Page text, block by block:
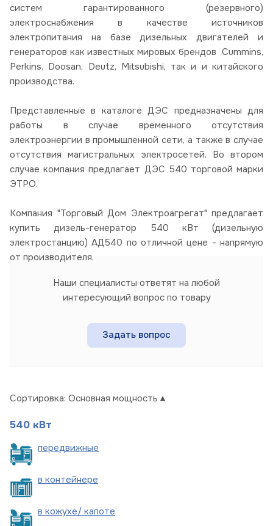
систем гарантированного (резервного)
электроснабжения в качестве источников
электропитания на базе дизельных двигателей и
генераторов как известных мировых брендов Cummins,
Perkins, Doosan, Deutz, Mitsubishi, так и и китайского
производства.
Представленные в каталоге ДЭС предназначены для
работы в случае временного отсутствия
электроэнергии в промышленной сети, а также в случае
отсутствия магистральных электросетей. Во втором
случае компания предлагает ДЭС 540 торговой марки
ЭТРО.
Компания "Торговый Дом Электроагрегат" предлагает
купить дизель-генератор 540 кВт (дизельную
электростанцию) АД540 по отличной цене - напрямую
от производителя.
Наши специалисты ответят на любой
интересующий вопрос по товару
Задать вопрос
Сортировка: Основная мощность
540 кВт
передвижные
в контейнере
в кожухе/ капоте